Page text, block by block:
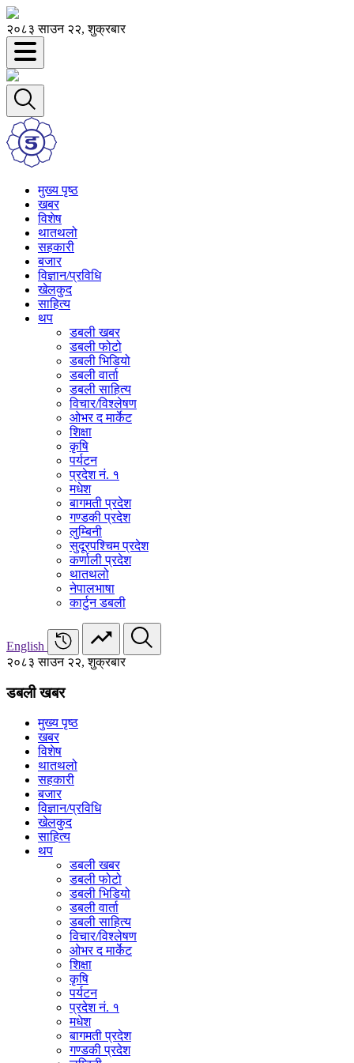
२०८३ साउन २२, शुक्रबार
मुख्य पृष्ठ
खबर
विशेष
थातथलो
सहकारी
बजार
विज्ञान/प्रविधि
खेलकुद
साहित्य
थप
डबली खबर
डबली फोटो
डबली भिडियो
डबली वार्ता
डबली साहित्य
विचार/विश्‍लेषण
ओभर द मार्केट
शिक्षा
कृषि
पर्यटन
प्रदेश नं. १
मधेश
बागमती प्रदेश
गण्डकी प्रदेश
लुम्बिनी
सुदूरपश्चिम प्रदेश
कर्णाली प्रदेश
थातथलो
नेपालभाषा
कार्टुन डबली
English
२०८३ साउन २२, शुक्रबार
डबली खबर
मुख्य पृष्ठ
खबर
विशेष
थातथलो
सहकारी
बजार
विज्ञान/प्रविधि
खेलकुद
साहित्य
थप
डबली खबर
डबली फोटो
डबली भिडियो
डबली वार्ता
डबली साहित्य
विचार/विश्‍लेषण
ओभर द मार्केट
शिक्षा
कृषि
पर्यटन
प्रदेश नं. १
मधेश
बागमती प्रदेश
गण्डकी प्रदेश